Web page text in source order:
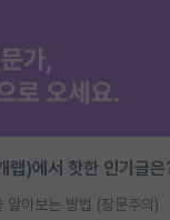
랩)에서 핫한 인기글은
알아보는 방법 (장문주의)